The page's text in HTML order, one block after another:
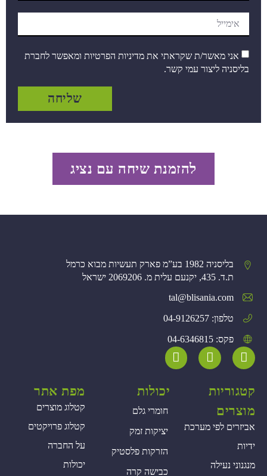
אני מאשר/ת שקראתי את מדיניות הפרטיות ומאפשר לחברת
בליסניה ליצור עמי קשר.
שליחה
להזמנת שיחה עם נציג
בליסניה 1982 בע”מ פארק תעשיות מבוא כרמל
ת.ד. 435, יקנעם עלית מ. 2069206 ישראל
tal@blisania.com‏
טלפון: 04-9126257
פקס: 04-6346815
קטגוריות
מוצרים
אביזרים לפי מערכת
ידיות
מנגנוני נעילה
יכולות
חומרי גלם
יציקות זמק
הזרקות פלסטיק
כבישה קרה
מפת אתר
קטלוג מוצרים
קטלוג פרויקטים
על החברה
יכולות